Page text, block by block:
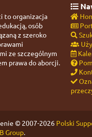
to organizacja
osób
z szeroko
ze szczególnym
prawa do aborcji.
© 2007-2026 Polski
Group.